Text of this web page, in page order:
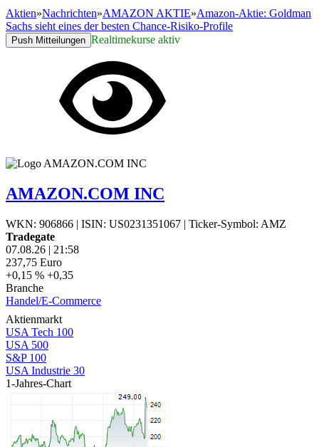
Aktien»Nachrichten»AMAZON AKTIE»Amazon-Aktie: Goldman
Sachs sieht eines der besten Chance-Risiko-Profile
Push Mitteilungen Realtimekurse aktiv
AMAZON.COM INC
WKN: 906866 | ISIN: US0231351067 | Ticker-Symbol: AMZ
Tradegate
07.08.26 | 21:58
237,75 Euro
+0,15 % +0,35
Branche
Handel/E-Commerce
Aktienmarkt
USA Tech 100
USA 500
S&P 100
USA Industrie 30
1-Jahres-Chart